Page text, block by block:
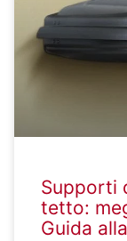
Supporti
tetto:
Guida